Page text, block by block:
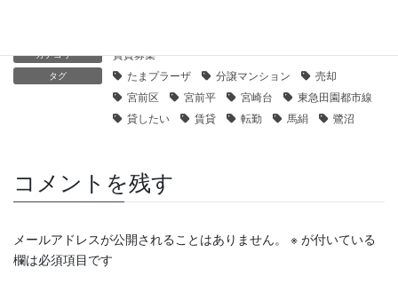
カテゴリー 賃貸募集
タグ たまプラーザ 分譲マンション
売却
宮前区
宮前平 宮崎台
東急田園都市線
貸したい
賃貸 転勤 馬絹 鷺沼
コメントを残す
メールアドレスが公開されることはありません。 ※ が付いている
欄は必須項目です